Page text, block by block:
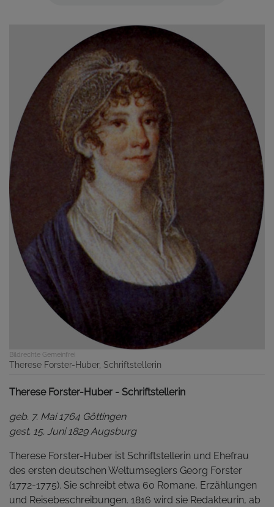
Bildrechte Gemeinfrei
Therese Forster-Huber, Schriftstellerin
Therese Forster-Huber - Schriftstellerin
geb. 7. Mai 1764 Göttingen
gest. 15. Juni 1829 Augsburg
Therese Forster-Huber ist Schriftstellerin und Ehefrau
des ersten deutschen Weltumseglers Georg Forster
(1772-1775). Sie schreibt etwa 60 Romane, Erzählungen
und Reisebeschreibungen. 1816 wird sie Redakteurin, ab